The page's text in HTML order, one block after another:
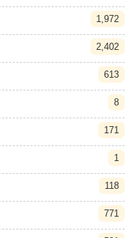
1,972
2,402
613
8
171
1
118
771